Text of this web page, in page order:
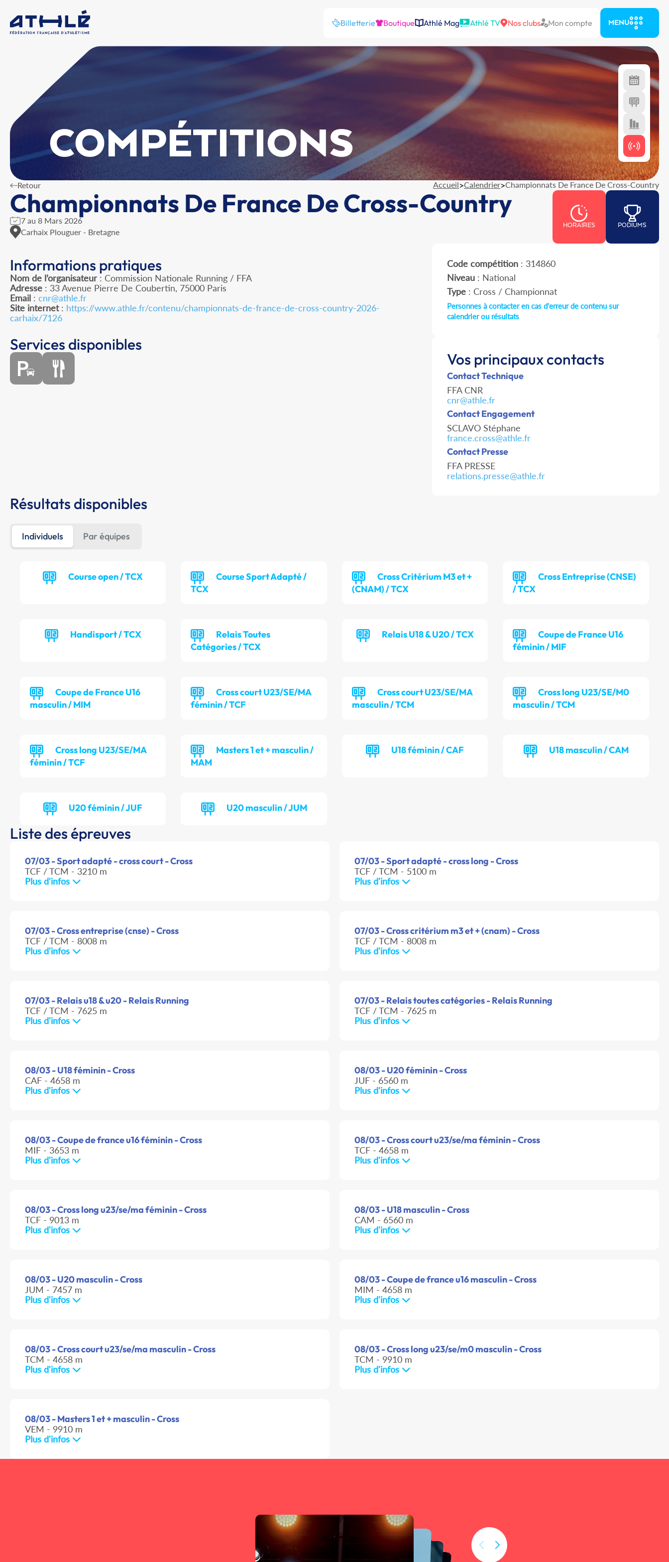
Billetterie Boutique Athlé Mag Athlé TV Nos clubs Mon compte MENU
COMPÉTITIONS
Retour Accueil>Calendrier>Championnats De France De Cross-Country
Championnats De France De Cross-Country
7 au 8 Mars 2026
Carhaix Plouguer - Bretagne
HORAIRES PODIUMS
Informations pratiques
Nom de l’organisateur : Commission Nationale Running / FFA
Adresse : 33 Avenue Pierre De Coubertin, 75000 Paris
Email : cnr@athle.fr
Site internet: https://www.athle.fr/contenu/championnats-de-france-de-cross-country-2026-
carhaix/7126
Code compétition: 314860
Niveau: National
Type: Cross / Championnat
Personnes à contacter en cas d'erreur de contenu sur
calendrier ou résultats
Services disponibles
Vos principaux contacts
Contact Technique
FFA CNR
cnr@athle.fr
Contact Engagement
SCLAVO Stéphane
france.cross@athle.fr
Contact Presse
FFA PRESSE
relations.presse@athle.fr
Résultats disponibles
Individuels Par équipes
Course open / TCX
Course Sport Adapté /
TCX
Cross Critérium M3 et +
(CNAM) / TCX
Cross Entreprise (CNSE)
/ TCX
Handisport / TCX
Relais Toutes
Catégories / TCX
Relais U18 & U20 / TCX
Coupe de France U16
féminin / MIF
Coupe de France U16
masculin / MIM
Cross court U23/SE/MA
féminin / TCF
Cross court U23/SE/MA
masculin / TCM
Cross long U23/SE/M0
masculin / TCM
Cross long U23/SE/MA
féminin / TCF
Masters 1 et + masculin /
MAM
U18 féminin / CAF U18 masculin / CAM
U20 féminin / JUF U20 masculin / JUM
Liste des épreuves
07/03 - Sport adapté - cross court - Cross
TCF / TCM - 3210 m
Plus d'infos
07/03 - Sport adapté - cross long - Cross
TCF / TCM - 5100 m
Plus d'infos
07/03 - Cross entreprise (cnse) - Cross
TCF / TCM - 8008 m
Plus d'infos
07/03 - Cross critérium m3 et + (cnam) - Cross
TCF / TCM - 8008 m
Plus d'infos
07/03 - Relais u18 & u20 - Relais Running
TCF / TCM - 7625 m
Plus d'infos
07/03 - Relais toutes catégories - Relais Running
TCF / TCM - 7625 m
Plus d'infos
08/03 - U18 féminin - Cross
CAF - 4658 m
Plus d'infos
08/03 - U20 féminin - Cross
JUF - 6560 m
Plus d'infos
08/03 - Coupe de france u16 féminin - Cross
MIF - 3653 m
Plus d'infos
08/03 - Cross court u23/se/ma féminin - Cross
TCF - 4658 m
Plus d'infos
08/03 - Cross long u23/se/ma féminin - Cross
TCF - 9013 m
Plus d'infos
08/03 - U18 masculin - Cross
CAM - 6560 m
Plus d'infos
08/03 - U20 masculin - Cross
JUM - 7457 m
Plus d'infos
08/03 - Coupe de france u16 masculin - Cross
MIM - 4658 m
Plus d'infos
08/03 - Cross court u23/se/ma masculin - Cross
TCM - 4658 m
Plus d'infos
08/03 - Cross long u23/se/m0 masculin - Cross
TCM - 9910 m
Plus d'infos
08/03 - Masters 1 et + masculin - Cross
VEM - 9910 m
Plus d'infos